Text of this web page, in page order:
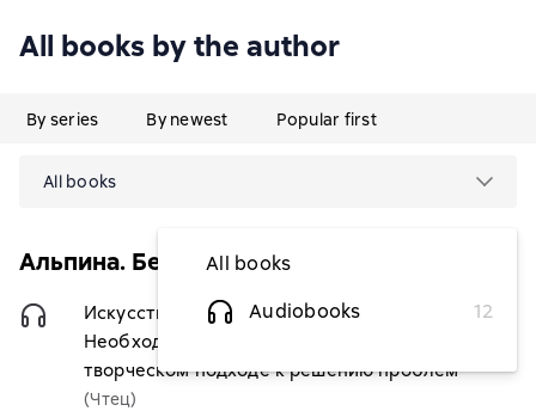
All books by the author
By series By newest Popular first
All books
All books
Audiobooks
12
Альпина. Бестселлер (Саморазвитие)
Искусство системного мышления.
Необходимые знания о системах и
творческом подходе к решению проблем
(Чтец)
$7.40